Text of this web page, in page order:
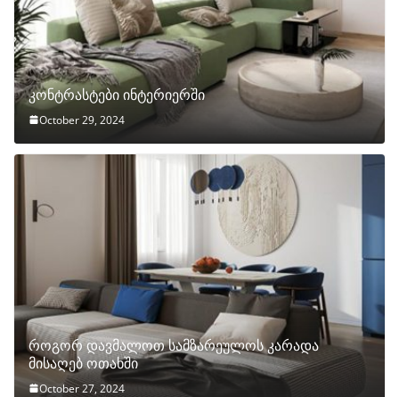
კონტრასტები ინტერიერში
October 29, 2024
როგორ დავმალოთ სამზარეულოს კარადა
მისაღებ ოთახში
October 27, 2024